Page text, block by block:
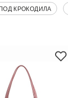
КРОКОДИЛА